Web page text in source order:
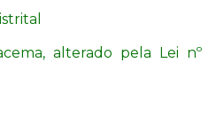
alterado pela Lei nº